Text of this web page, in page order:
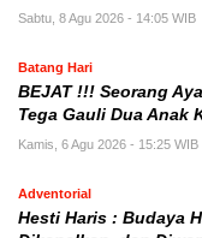
Sabtu, 8 Agu 2026 - 14:05 WIB
Batang Hari
BEJAT !!! Seorang
Tega Gauli Dua Anak
Kamis, 6 Agu 2026 - 15:25 WIB
Adventorial
Hesti Haris : Budaya